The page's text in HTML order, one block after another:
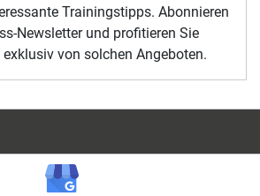
Trainingstipps. Abonnieren
Newsletter und profitieren Sie
von solchen Angeboten.